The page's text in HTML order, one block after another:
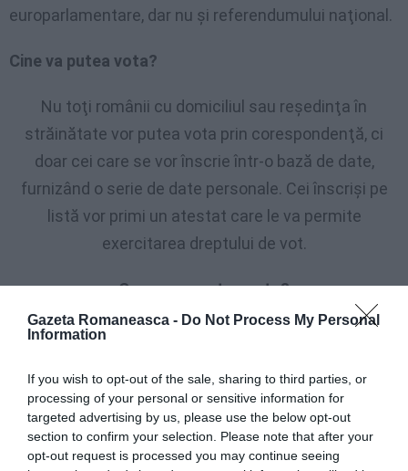
Gazeta Romaneasca - Do Not Process My Personal
Information
If you wish to opt-out of the sale, sharing to third parties, or
processing of your personal or sensitive information for
targeted advertising by us, please use the below opt-out
section to confirm your selection. Please note that after your
opt-out request is processed you may continue seeing
europarlamentare, dar nu şi referendumului naţional.
Cine va putea vota?
Nu toţi românii cu domiciliul sau reşedinţa în
străinătate vor putea vota prin corespondenţă, ci
doar cei care se vor înscrie într-o bază de date,
furnizând o serie de date personale. Cei înscrişi pe
listă vor primi un atestat care le va permite
exercitarea dreptului de vot.
Cum se va putea vota?
Cetăţenii înscrişi pe liste vor primi acasă buletinele
“VOTAT”, împreună cu un plic pentru returnarea
corespondenţei. Alegătorii vor semna şi o declaraţie
pe propria răspundere, care să confirme faptul că